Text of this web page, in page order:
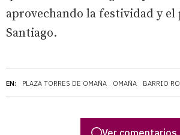
EN: PLAZA TORRES DE OMAÑA OMAÑA BARRIO
aprovechando la festividad y el
Santiago.
Ver comentarios